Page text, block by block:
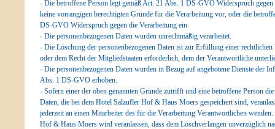
- Die betroffene Person legt gemäß Art. 21 Abs. 1 DS-GVO Widerspruch gegen
keine vorrangigen berechtigten Gründe für die Verarbeitung vor, oder die
DS-GVO Widerspruch gegen die Verarbeitung ein.
- Die personenbezogenen Daten wurden unrechtmäßig verarbeitet.
- Die Löschung der personenbezogenen Daten ist zur Erfüllung einer
oder dem Recht der Mitgliedstaaten erforderlich, dem der Verantwortliche
- Die personenbezogenen Daten wurden in Bezug auf angebotene Dienste der
Abs. 1 DS-GVO erhoben.
- Sofern einer der oben genannten Gründe zutrifft und eine betroffene Person
Daten, die bei dem Hotel Salzufler Hof & Haus Moers gespeichert sind,
jederzeit an einen Mitarbeiter des für die Verarbeitung Verantwortlichen
Hof & Haus Moers wird veranlassen, dass dem Löschverlangen unverzüglich